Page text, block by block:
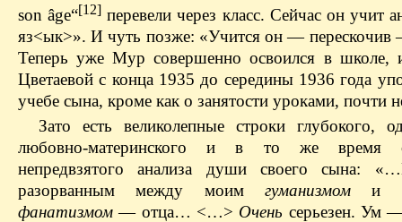
son âge“[12] перевели через класс. Сейчас он учит
яз<ык>». И чуть позже: «Учится он — перескочив
Теперь уже Мур совершенно освоился в школе,
Цветаевой с конца 1935 до середины 1936 года
учебе сына, кроме как о занятости уроками, почти
Зато есть великолепные строки глубокого,
любовно-материнского и в то же время
непредвзятого анализа души своего сына:
разорванным между моим гуманизмоми
фанатизмом— отца… <…> Очень серьезен. Ум